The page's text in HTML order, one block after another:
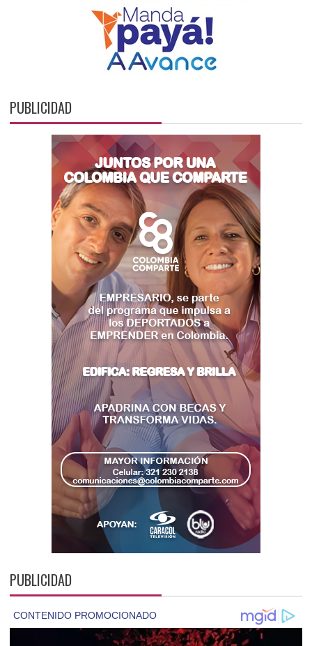
PUBLICIDAD
PUBLICIDAD